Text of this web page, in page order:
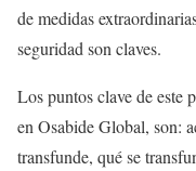
de medidas
seguridad son claves.
Los puntos clave de este
en Osabide Global, son:
transfunde, qué se